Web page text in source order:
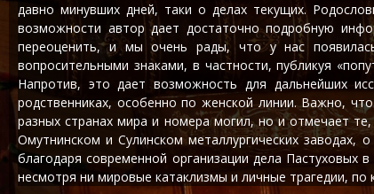
давно минувших дней, таки о делах текущих.
возможности автор дает достаточно подробную
переоценить, и мы очень рады, что у нас
вопросительными знаками, в частности, публикуя
Напротив, это дает возможность для дальнейших
родственниках, особенно по женской линии. Важно,
разных странах мира и номера могил, но и отмечает
Омутнинском и Сулинском металлургических
благодаря современной организации дела
несмотря ни мировые катаклизмы и личные трагедии, по